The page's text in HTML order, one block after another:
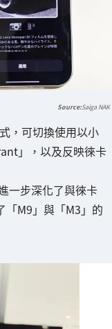
Saiga NAK
，可切換使用以小
」，以及反映徠卡
一步深化了與徠卡
「M9」與「M3」的